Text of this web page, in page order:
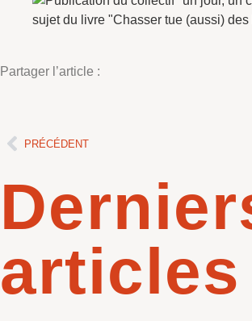
Partager l’article :
PRÉCÉDENT
articles